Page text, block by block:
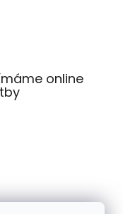
online